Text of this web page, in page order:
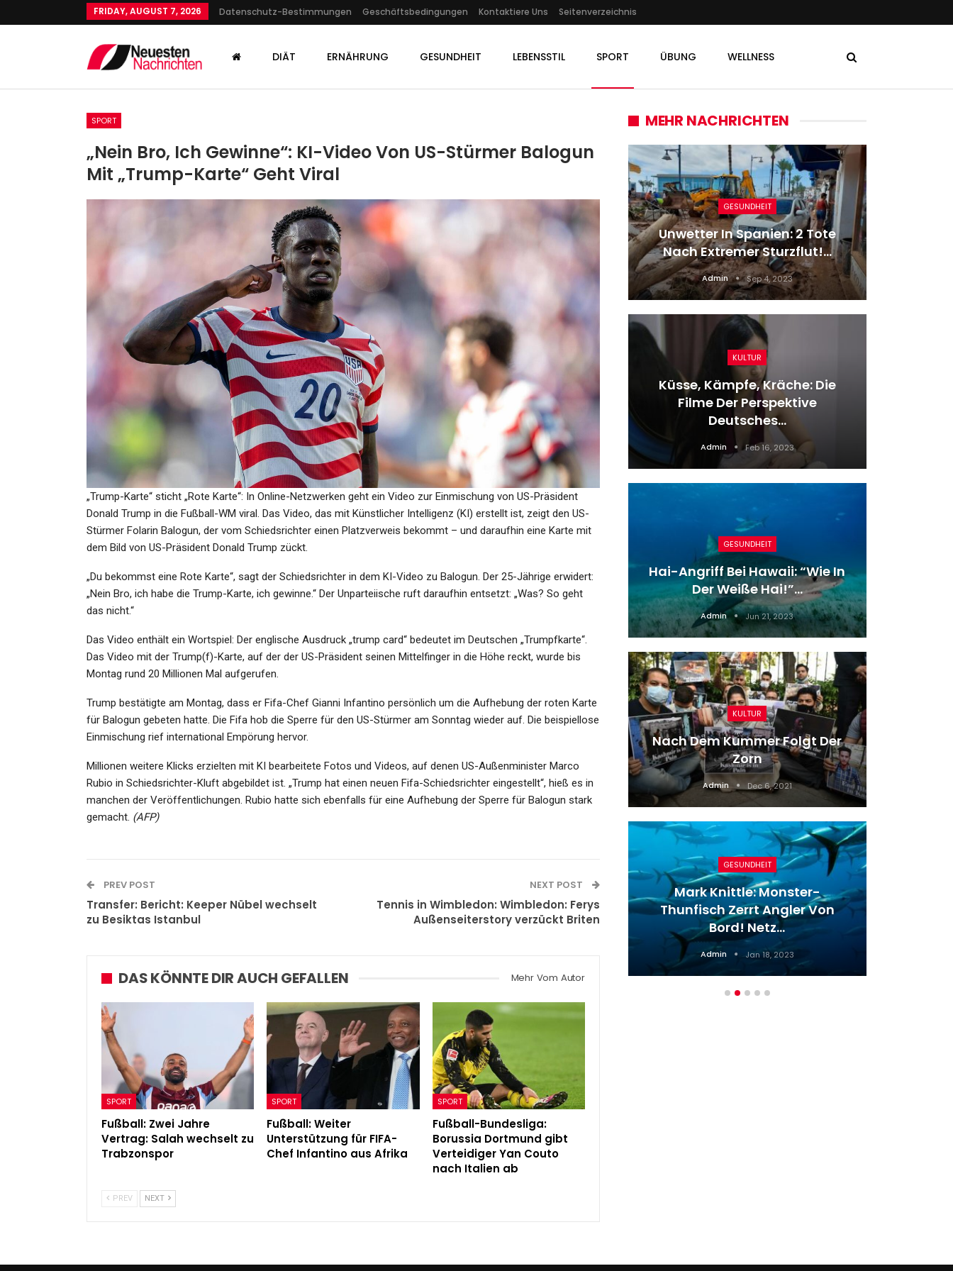
FRIDAY, AUGUST 7, 2026 Datenschutz-Bestimmungen Geschäftsbedingungen Kontaktiere Uns Seitenverzeichnis
DIÄT ERNÄHRUNG GESUNDHEIT LEBENSSTIL SPORT ÜBUNG WELLNESS
SPORT
„Nein Bro, Ich Gewinne“: KI-Video Von US-Stürmer Balogun
Mit „Trump-Karte“ Geht Viral
„Trump-Karte“ sticht „Rote Karte“: In Online-Netzwerken geht ein Video zur Einmischung von US-Präsident
Donald Trump in die Fußball-WM viral. Das Video, das mit Künstlicher Intelligenz (KI) erstellt ist, zeigt den US-
Stürmer Folarin Balogun, der vom Schiedsrichter einen Platzverweis bekommt – und daraufhin eine Karte mit
dem Bild von US-Präsident Donald Trump zückt.
„Du bekommst eine Rote Karte“, sagt der Schiedsrichter in dem KI-Video zu Balogun. Der 25-Jährige erwidert:
„Nein Bro, ich habe die Trump-Karte, ich gewinne.“ Der Unparteiische ruft daraufhin entsetzt: „Was? So geht
das nicht.“
Das Video enthält ein Wortspiel: Der englische Ausdruck „trump card“ bedeutet im Deutschen „Trumpfkarte“.
Das Video mit der Trump(f)-Karte, auf der der US-Präsident seinen Mittelfinger in die Höhe reckt, wurde bis
Montag rund 20 Millionen Mal aufgerufen.
Trump bestätigte am Montag, dass er Fifa-Chef Gianni Infantino persönlich um die Aufhebung der roten Karte
für Balogun gebeten hatte. Die Fifa hob die Sperre für den US-Stürmer am Sonntag wieder auf. Die beispiellose
Einmischung rief international Empörung hervor.
Millionen weitere Klicks erzielten mit KI bearbeitete Fotos und Videos, auf denen US-Außenminister Marco
Rubio in Schiedsrichter-Kluft abgebildet ist. „Trump hat einen neuen Fifa-Schiedsrichter eingestellt“, hieß es in
manchen der Veröffentlichungen. Rubio hatte sich ebenfalls für eine Aufhebung der Sperre für Balogun stark
gemacht. (AFP)
PREV POST
Transfer: Bericht: Keeper Nübel wechselt
zu Besiktas Istanbul
NEXT POST
Tennis in Wimbledon: Wimbledon: Ferys
Außenseiterstory verzückt Briten
DAS KÖNNTE DIR AUCH GEFALLEN Mehr Vom Autor
SPORT
Fußball: Zwei Jahre
Vertrag: Salah wechselt zu
Trabzonspor
SPORT
Fußball: Weiter
Unterstützung für FIFA-
Chef Infantino aus Afrika
SPORT
Fußball-Bundesliga:
Borussia Dortmund gibt
Verteidiger Yan Couto
nach Italien ab
PREV NEXT
MEHR NACHRICHTEN
Der 1. FC Union Zittert Sich In Die
Nächste Pokalrunde
Admin Aug 1, 2022
SPORT
0:2 Bei Eintracht Frankfurt: 1. FC
Union Bleibt Trotz Erster…
Oct 2, 2022
GESUNDHEIT
Berlin: Startdatum Von Holger
Friedrichs Neuer Zeitung Steht…
KULTUR
Aus Vollem Kehlchen
Admin Sep 26, 2021
Wenn Bären Töten: Immer Ärger
Klaus Lederer Über Die
Kürzungen Im Berliner
Kulturetat:…
GESUNDHEIT
Indien: 4 Tote Bei Explosion In
Feuerwerksfabrik In…
Admin Feb 26, 2024
GESUNDHEIT
Lithium-Ionen-Batterien
Fängt…
SPORT
Verdächtiger Kommt Nach…
Admin Nov 17, 2023
Tödlicher Unfall In Yorkshire:
Horror-Sturz! Mädchen (2)…
GESUNDHEIT
Unwetter In Spanien: 2 Tote
Nach Extremer Sturzflut!…
Admin Sep 4, 2023
KULTUR
Küsse, Kämpfe, Kräche: Die
Filme Der Perspektive
Deutsches…
Admin Feb 16, 2023
GESUNDHEIT
Hai-Angriff Bei Hawaii: “Wie In
Der Weiße Hai!”…
Admin Jun 21, 2023
KULTUR
Nach Dem Kummer Folgt Der
Zorn
Admin Dec 6, 2021
GESUNDHEIT
Mark Knittle: Monster-
Thunfisch Zerrt Angler Von
Bord! Netz…
Admin Jan 18, 2023